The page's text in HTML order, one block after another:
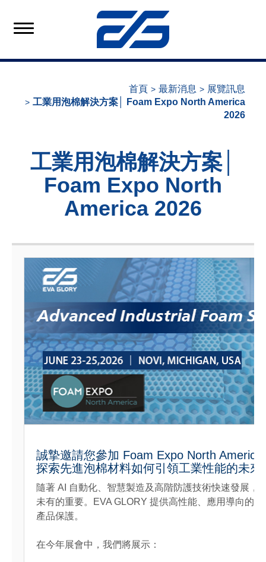
首頁 最新消息
展覽訊息
工業用泡棉解決方案│ Foam Expo North America
2026
工業用泡棉解決方案│
Foam Expo North
America 2026
誠摯邀請您參加 Foam Expo North
探索先進泡棉材料如何引領工業性能的未來
隨著 AI 自動化、智慧製造及高階防護技術快速發展，
未有的重要。EVA GLORY 提供高性能、應用導向的
產品保護。
在今年展會中，我們將展示：